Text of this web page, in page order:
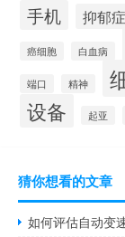
手机 抑郁症
癌细胞 白血病
端口 精神
设备 起亚
猜你想看的文章
如何评估自动变